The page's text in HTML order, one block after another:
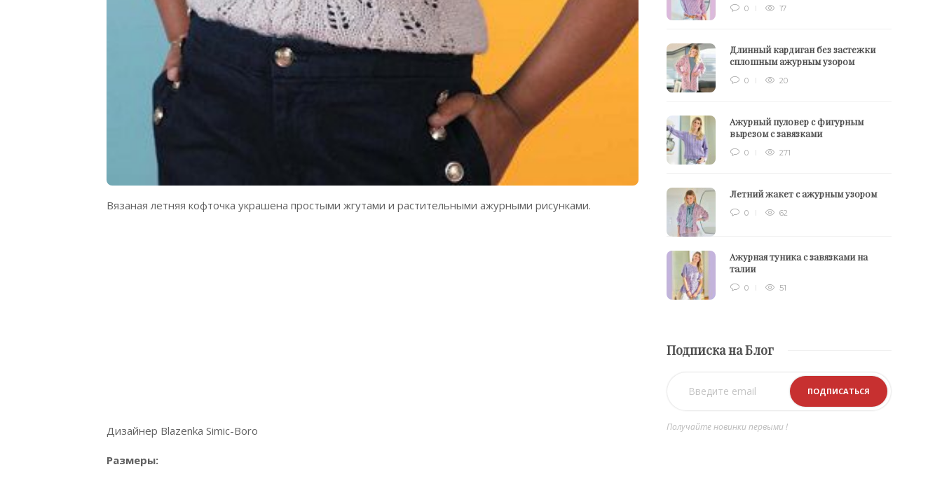
Вязаная летняя кофточка украшена простыми жгутами и растительными ажурными рисунками.
Дизайнер Blazenka Simic-Boro
Размеры:
0 17
Длинный кардиган без застежки
сплошным ажурным узором
0 20
Ажурный пуловер с фигурным
вырезом с завязками
0 271
Летний жакет с ажурным узором
0 62
Ажурная туника с завязками на
талии
0 51
Подписка на Блог
Получайте новинки первыми !